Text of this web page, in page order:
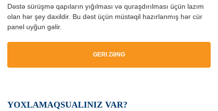
Dəstə sürüşmə qapıların yığılması və quraşdırılması üçün lazım
olan hər şey daxildir. Bu dəst üçün müstəqil hazırlanmış hər cür
panel uyğun gəlir.
GERI ZƏNG
YOXLAMAQSUALINIZ VAR?